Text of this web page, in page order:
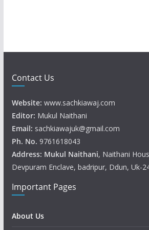
Contact Us
Website: www.sachkiawaj.com
Editor: Mukul Naithani
Email: sachkiawajuk@gmail.com
Ph. No. 9761618043
Address: Mukul Naithani, Naithani
Devpuram Enclave, badripur, Ddun, Uk-
Important Pages
About Us